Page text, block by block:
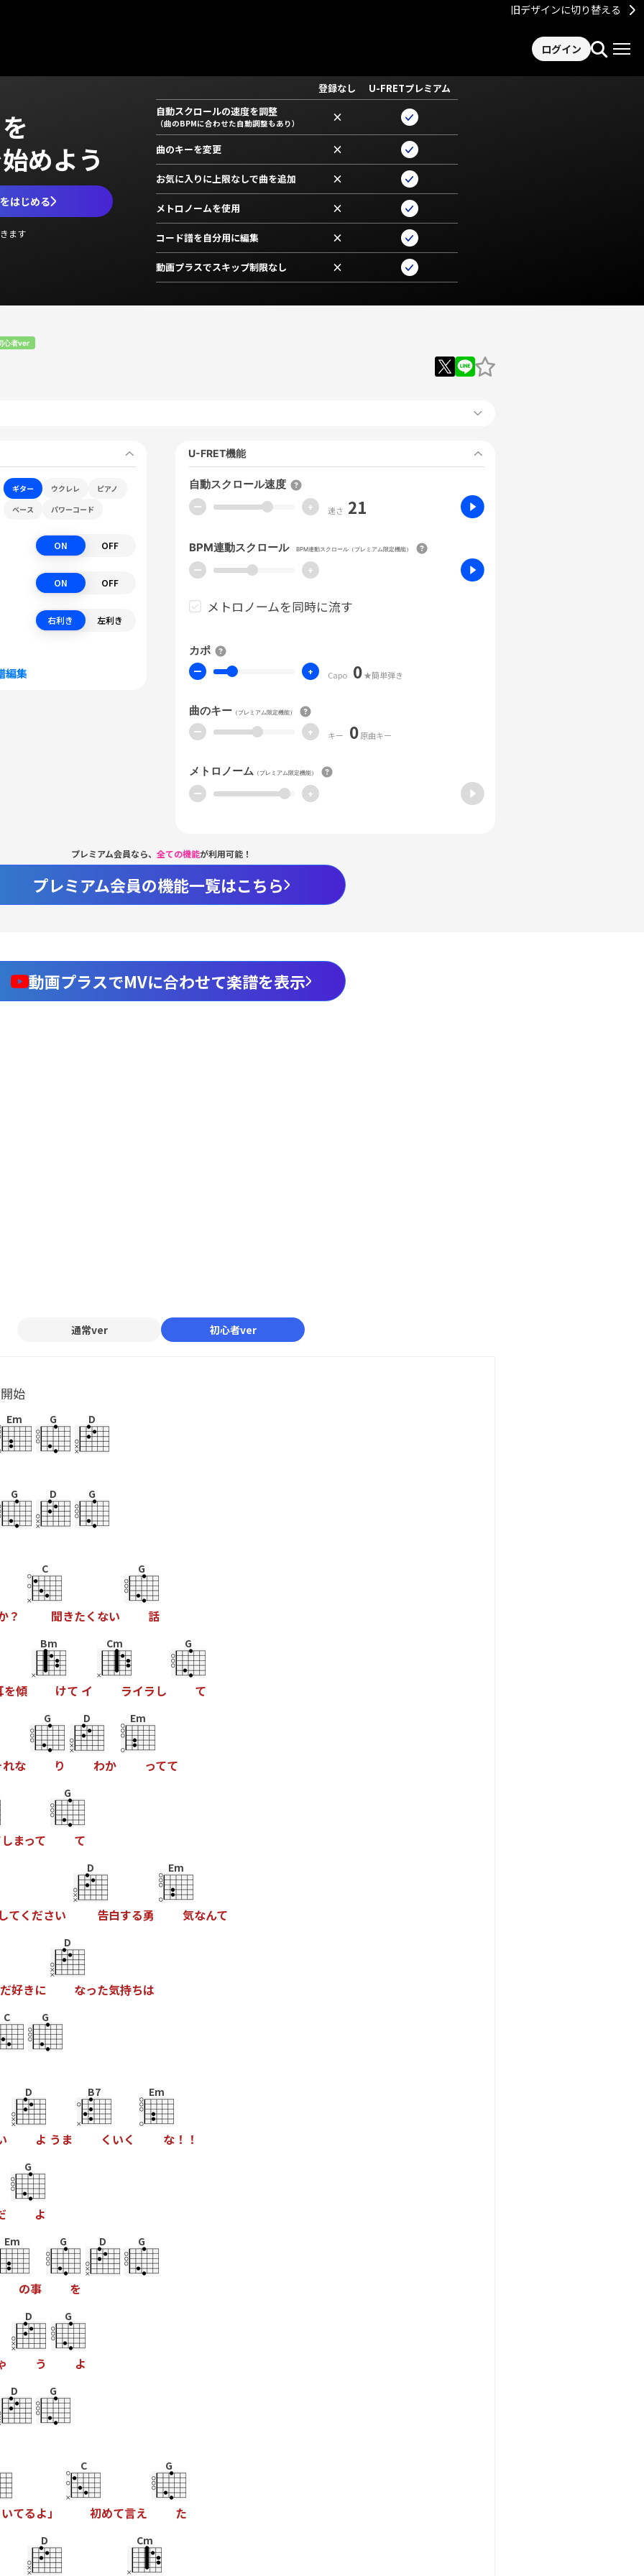
旧デザインに切り替える
ログイン
めよう
はじめる
ます
登録なし
U-FRETプレミアム
自動スクロールの速度を調整
（曲のBPMに合わせた自動調整もあり） ×
曲のキーを変更 ×
お気に入りに上限なしで曲を追加 ×
メトロノームを使用 ×
コード譜を自分用に編集 ×
動画プラスでスキップ制限なし ×
心者ver
ギター ウクレレ
ピアノ
ベース
パワーコード
ON OFF
ON OFF
右利き 左利き
編集
U-FRET機能
自動スクロール速度
ー + 速さ 21
BPM連動スクロール BPM連動スクロール（プレミアム限定機能）
ー +
メトロノームを同時に流す
カポ
ー + Capo 0★簡単弾き
曲のキー （プレミアム限定機能）
ー + キー 0原曲キー
メトロノーム （プレミアム限定機能）
ー +
プレミアム会員なら、 全ての機能が利用可能！
プレミアム会員の機能一覧はこちら
動画プラスでMVに合わせて楽譜を表示
通常ver 初心者ver
始
Em G D
G D G
？
C
聞きたく ない
G
話
を傾
Bm
けて イ
Cm
ライラ し
G
て
れな
G
り
D
わか
Em
ってて
しまって
G
て
てく ださい
D
告白する勇
Em
気なんて
だ好きに
D
なった気持ちは
C G
D
よ う ま
B7
く いく
Em
な ！ ！
G
よ
Em
の事
G
を
D G
D
う
G
よ
D G
いてるよ」
C
初めて言え
G
た
D Cm